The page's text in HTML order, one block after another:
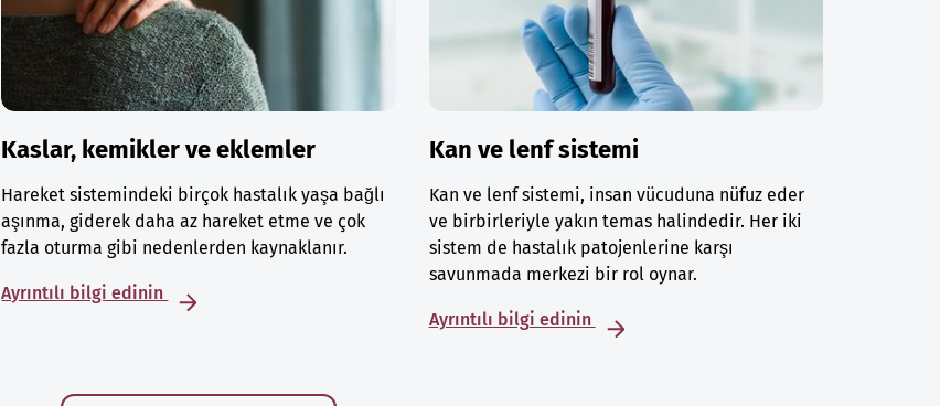
Kaslar, kemikler ve eklemler
Hareket sistemindeki birçok hastalık yaşa bağlı
aşınma, giderek daha az hareket etme ve çok
fazla oturma gibi nedenlerden kaynaklanır.
Ayrıntılı bilgi edinin
Kan ve lenf sistemi
Kan ve lenf sistemi, insan vücuduna nüfuz eder
ve birbirleriyle yakın temas halindedir. Her iki
sistem de hastalık patojenlerine karşı
savunmada merkezi bir rol oynar.
Ayrıntılı bilgi edinin